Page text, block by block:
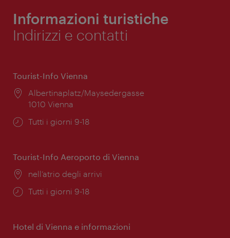
Informazioni turistiche
Indirizzi e contatti
Tourist-Info Vienna
Posizione:
Albertinaplatz/Maysedergasse
1010 Vienna
Orari
Tutti i giorni 9-18
Tourist-Info Aeroporto di Vienna
Posizione:
nell’atrio degli arrivi
Orari
Tutti i giorni 9-18
Hotel di Vienna e informazioni